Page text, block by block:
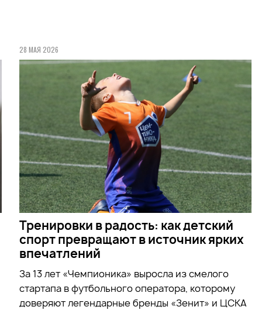
28 МАЯ 2026
Тренировки в радость: как детский
спорт превращают в источник ярких
впечатлений
За 13 лет «Чемпионика» выросла из смелого
стартапа в футбольного оператора, которому
доверяют легендарные бренды «Зенит» и ЦСКА